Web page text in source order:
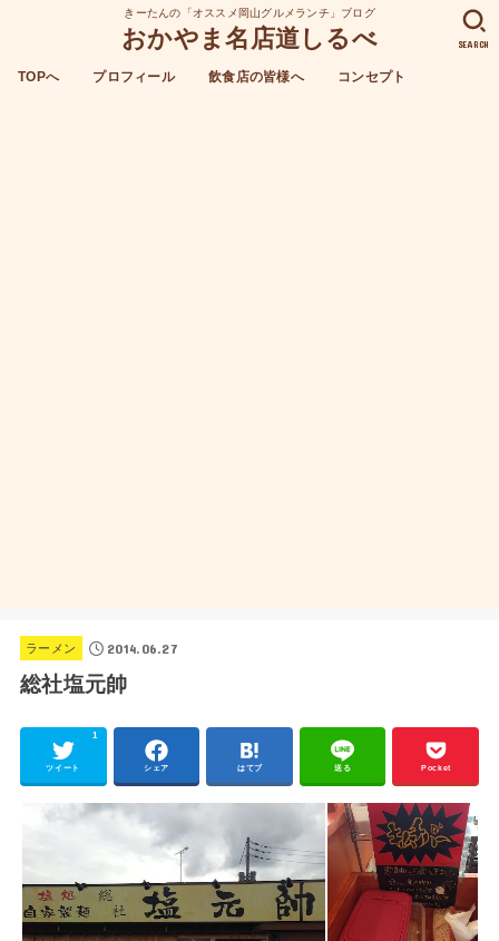
きーたんの「オススメ岡山グルメランチ」ブログ
おかやま名店道しるべ
TOPへ プロフィール 飲食店の皆様へ コンセプト
SEARCH
ラーメン 2014.06.27
総社塩元帥
ツイート
1
シェア はてブ 送る Pocket